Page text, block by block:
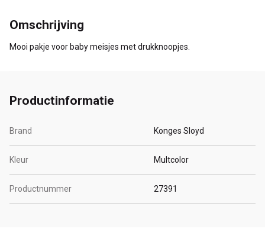
Omschrijving
Mooi pakje voor baby meisjes met drukknoopjes.
Productinformatie
Brand Konges Sloyd
Kleur Multcolor
Productnummer 27391